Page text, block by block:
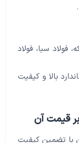
فولاد سبا، فولاد
بالا و کیفیت
قیمت آن
با تضمین کیفیت